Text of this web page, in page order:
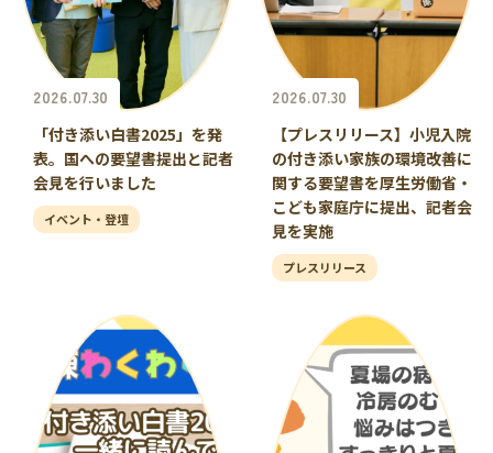
2026.07.30
「付き添い白書2025」を発
表。国への要望書提出と記者
会見を行いました
イベント・登壇
2026.07.30
【プレスリリース】小児入院
の付き添い家族の環境改善に
関する要望書を厚生労働省・
こども家庭庁に提出、記者会
見を実施
プレスリリース